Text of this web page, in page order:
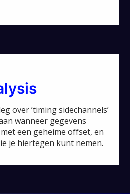
over ’timing sidechannels’
wanneer gegevens
een geheime offset, en
je hiertegen kunt nemen.